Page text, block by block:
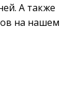
А также
на нашем